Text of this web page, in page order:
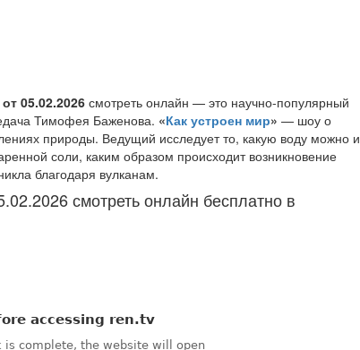
05.02.2026 смотреть онлайн — это научно-популярный
Тимофея Баженова. «Как устроен мир» — шоу о
природы. Ведущий исследует то, какую воду можно и
соли, каким образом происходит возникновение
благодаря вулканам.
смотреть онлайн бесплатно в